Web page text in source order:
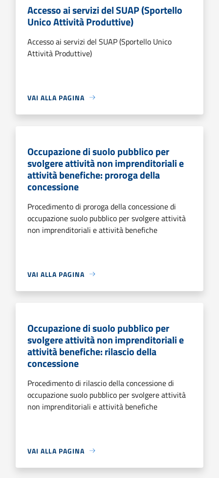
Accesso ai servizi del SUAP (Sportello
Unico Attività Produttive)
Accesso ai servizi del SUAP (Sportello Unico
Attività Produttive)
VAI ALLA PAGINA
Occupazione di suolo pubblico per
svolgere attività non imprenditoriali e
attività benefiche: proroga della
concessione
Procedimento di proroga della concessione di
occupazione suolo pubblico per svolgere attività
non imprenditoriali e attività benefiche
VAI ALLA PAGINA
Occupazione di suolo pubblico per
svolgere attività non imprenditoriali e
attività benefiche: rilascio della
concessione
Procedimento di rilascio della concessione di
occupazione suolo pubblico per svolgere attività
non imprenditoriali e attività benefiche
VAI ALLA PAGINA